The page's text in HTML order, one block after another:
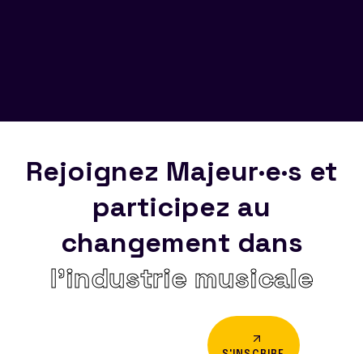
Rejoignez Majeur·e·s et
participez au
changement dans
l’industrie musicale